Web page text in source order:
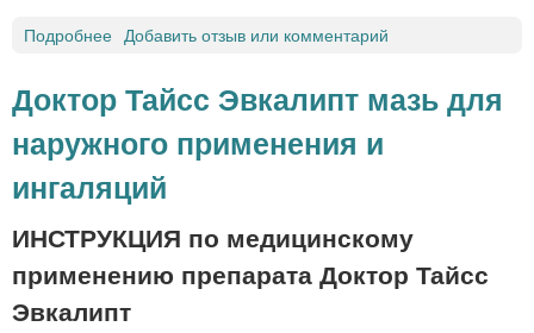
о
д
я
п
р
и
м
Подробнее
к
т
о
р
а
с
с
Добавить отзыв или комментарий
Доктор Тайсс Эвкалипт мазь для
наружного применения и
ингаляций
ИНСТРУКЦИЯ по медицинскому
применению препарата Доктор Тайсс
Эвкалипт